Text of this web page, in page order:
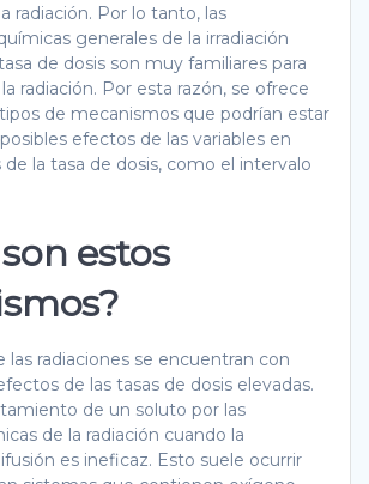
radiación. Por lo tanto, las
generales de la irradiación
de dosis son muy familiares para
radiación. Por esta razón, se ofrece
de mecanismos que podrían estar
efectos de las variables en
de la tasa de dosis, como el intervalo
estos
las radiaciones se encuentran con
de las tasas de dosis elevadas.
de un soluto por las
de la radiación cuando la
es ineficaz. Esto suele ocurrir